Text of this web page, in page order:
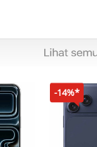
-14%*